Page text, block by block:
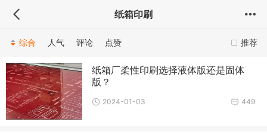
纸箱印刷
推荐
综合 人气 评论 点赞
纸箱厂柔性印刷选择液体版还是固体
版？
449
2024-01-03